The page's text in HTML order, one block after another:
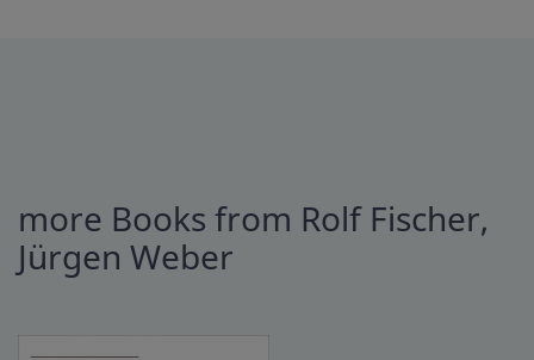
more Books from Rolf Fischer,
Jürgen Weber